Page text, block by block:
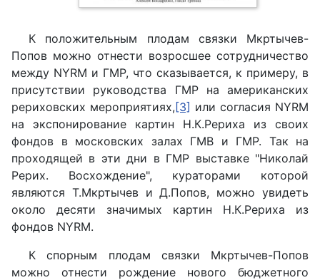
К положительным плодам связки Мкртычев-
Попов можно отнести возросшее сотрудничество
между NYRM и ГМР, что сказывается, к примеру, в
присутствии руководства ГМР на американских
рериховских мероприятиях,[3] или согласия NYRM
на экспонирование картин Н.К.Рериха из своих
фондов в московских залах ГМВ и ГМР. Так на
проходящей в эти дни в ГМР выставке "Николай
Рерих. Восхождение", кураторами которой
являются Т.Мкртычев и Д.Попов, можно увидеть
около десяти значимых картин Н.К.Рериха из
фондов NYRM.
К спорным плодам связки Мкртычев-Попов
можно отнести рождение нового бюджетного